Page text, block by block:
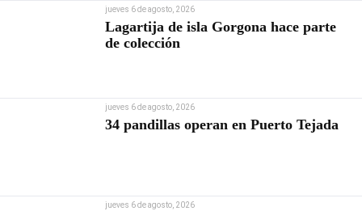
jueves 6 de agosto, 2026
Lagartija de isla Gorgona hace parte
de colección
jueves 6 de agosto, 2026
34 pandillas operan en Puerto Tejada
jueves 6 de agosto, 2026